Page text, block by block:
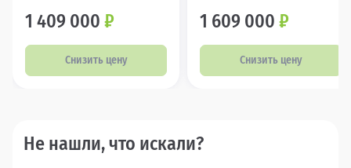
1 409 000 ₽
Снизить цену
1 609 000 ₽
Снизить цену
Не нашли, что искали?